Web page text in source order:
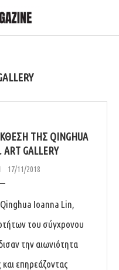
ΤΗΣ QINGHUA
GALLERY
17/11/2018
Qinghua Ioanna Lin,
του σύγχρονου
την αιωνιότητα
επηρεάζοντας